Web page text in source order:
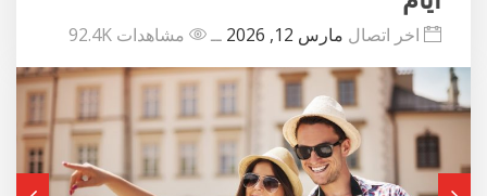
اخر اتصال مارس 12, 2026 ــ مشاهدات 92.4K